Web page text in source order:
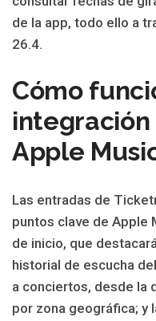
de la app, todo ello a
26.4.
Cómo
Apple
Las entradas de
puntos clave de Apple
de inicio, que
historial de escucha
a conciertos, desde la
por zona geográfica; y